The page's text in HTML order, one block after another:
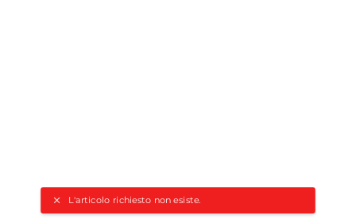
L'articolo richiesto non esiste.